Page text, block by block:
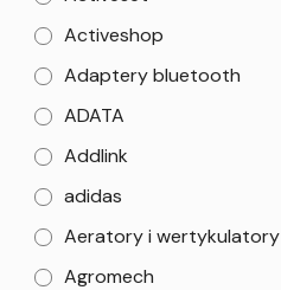
Activeshop
Adaptery bluetooth
ADATA
Addlink
adidas
Aeratory i wertykulatory
Agromech